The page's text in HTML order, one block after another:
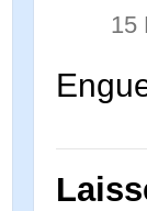
15